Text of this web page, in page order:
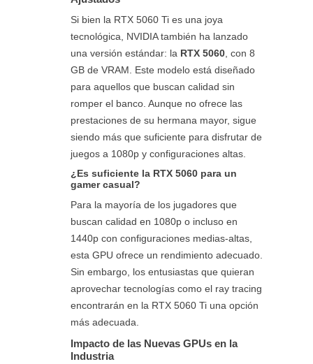
Si bien la RTX 5060 Ti es una joya
tecnológica, NVIDIA también ha lanzado
una versión estándar: la RTX 5060, con 8
GB de VRAM. Este modelo está diseñado
para aquellos que buscan calidad sin
romper el banco. Aunque no ofrece las
prestaciones de su hermana mayor, sigue
siendo más que suficiente para disfrutar de
juegos a 1080p y configuraciones altas.
¿Es suficiente la RTX 5060 para un
gamer casual?
Para la mayoría de los jugadores que
buscan calidad en 1080p o incluso en
1440p con configuraciones medias-altas,
esta GPU ofrece un rendimiento adecuado.
Sin embargo, los entusiastas que quieran
aprovechar tecnologías como el ray tracing
encontrarán en la RTX 5060 Ti una opción
más adecuada.
Impacto de las Nuevas GPUs en la
Industria